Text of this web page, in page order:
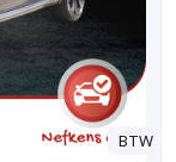
BTW